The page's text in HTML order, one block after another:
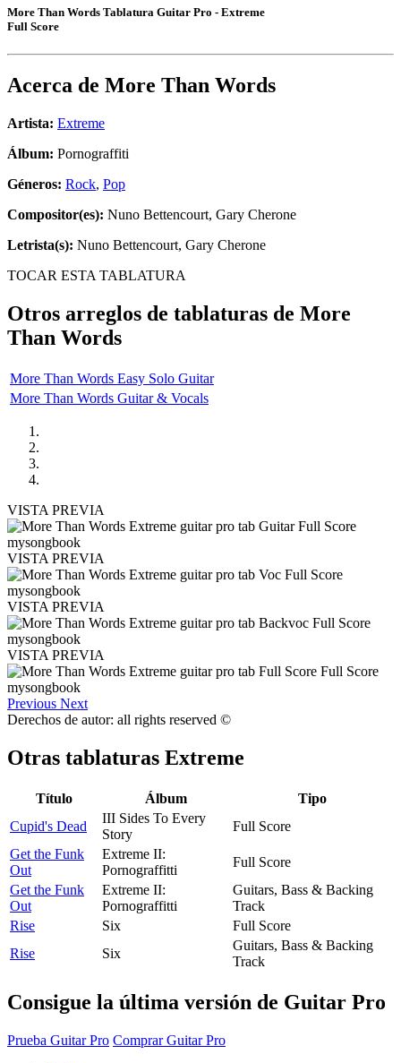
More Than Words Tablatura Guitar Pro - Extreme
Full Score
Acerca de More Than Words
Artista: Extreme
Álbum: Pornograffiti
Géneros: Rock, Pop
Compositor(es): Nuno Bettencourt, Gary Cherone
Letrista(s): Nuno Bettencourt, Gary Cherone
TOCAR ESTA TABLATURA
Otros arreglos de tablaturas de More
Than Words
More Than Words Easy Solo Guitar
More Than Words Guitar & Vocals
VISTA PREVIA
VISTA PREVIA
VISTA PREVIA
VISTA PREVIA
Previous Next
Derechos de autor: all rights reserved ©
Otras tablaturas Extreme
Título Álbum
Tipo
Cupid's Dead
III Sides To Every
Story
Full Score
Get the Funk
Out
Extreme II:
Pornograffitti
Full Score
Get the Funk
Out
Extreme II:
Pornograffitti
Guitars, Bass & Backing
Track
Rise
Six
Full Score
Rise
Six
Guitars, Bass & Backing
Track
Consigue la última versión de Guitar Pro
Prueba Guitar Pro Comprar Guitar Pro